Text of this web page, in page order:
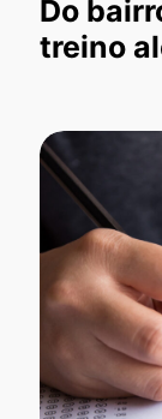
Do
treino